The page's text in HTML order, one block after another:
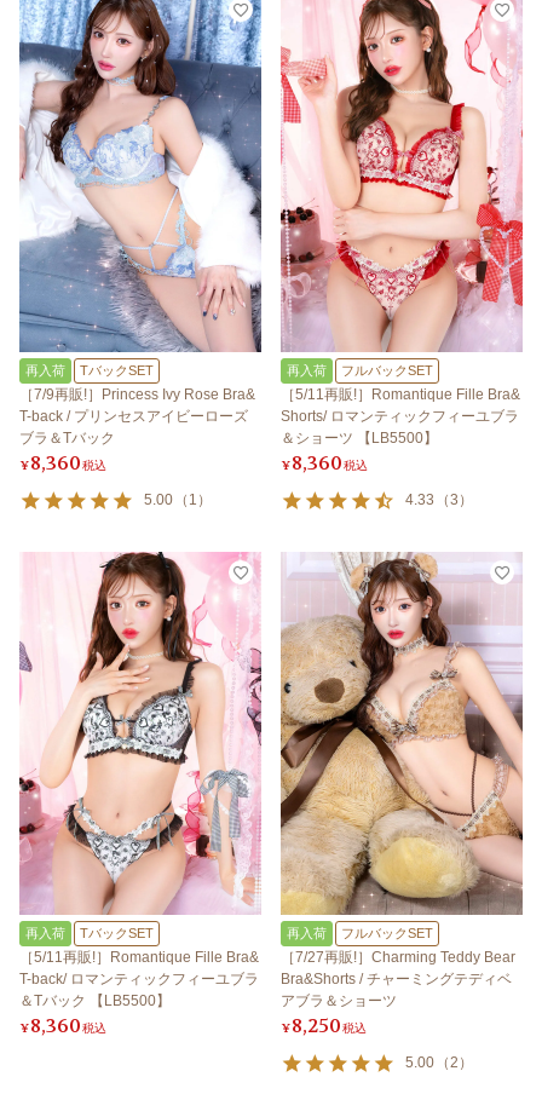
再入荷 TバックSET
［7/9再販!］Princess Ivy Rose Bra&
T-back / プリンセスアイビーローズ
ブラ＆Tバック
¥8,360税込
5.00 （ 1 ）
再入荷 フルバックSET
［5/11再販!］Romantique Fille Bra&
Shorts/ ロマンティックフィーユブラ
＆ショーツ 【LB5500】
¥8,360税込
4.33 （3 ）
再入荷 TバックSET
［5/11再販!］Romantique Fille Bra&
T-back/ ロマンティックフィーユブラ
＆Tバック 【LB5500】
¥8,360税込
再入荷 フルバックSET
［7/27再販!］Charming Teddy Bear
Bra&Shorts / チャーミングテディベ
アブラ＆ショーツ
¥8,250税込
5.00 （2 ）